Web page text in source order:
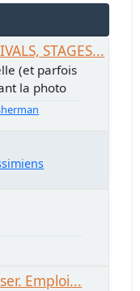
STAGES...
(et parfois
la photo
Emploi...